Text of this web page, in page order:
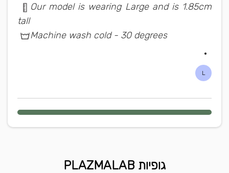
Our model is wearing Large and is 1.85cm
tall
Machine wash cold - 30 degrees
L
גופיות PLAZMALAB